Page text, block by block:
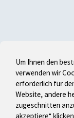
Um Ihnen den
verwenden wir
erforderlich für
Website, andere
zugeschnitten
akzeptiere“